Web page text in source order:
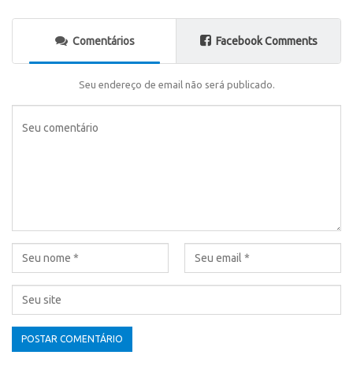
Comentários Facebook Comments
Seu endereço de email não será publicado.